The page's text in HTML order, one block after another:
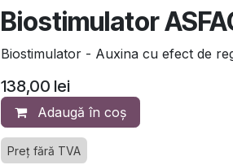
Biostimulator
Biostimulator - Auxina cu efect de
138,00 lei
Adaugă în coș
Preț fără TVA